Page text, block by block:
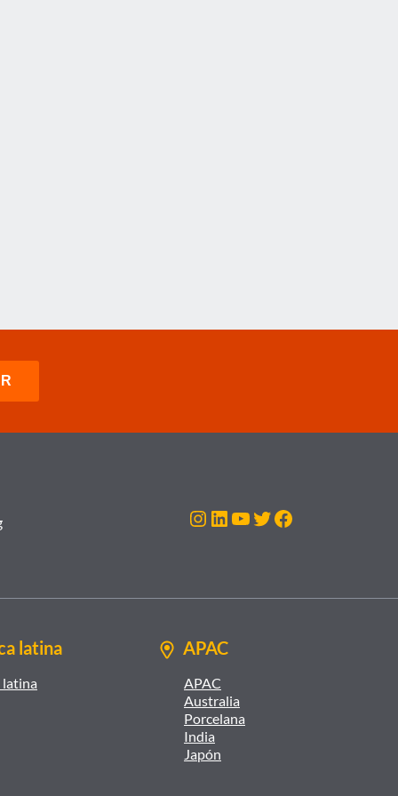
Instagram
LinkedIn
YouTube
Twitter
Facebook
latina
latina
APAC
APAC
Australia
Porcelana
India
Japón